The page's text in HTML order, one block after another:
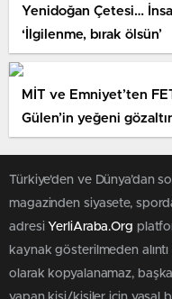
Yenidoğan Çetesi…
‘İlgilenme, bırak ölsün’
MİT ve Emniyet’ten
Gülen’in yeğeni
Türkiye'den ve Dünya’dan
magazinden siyasete,
adresi YerliAraba.Org
kaynak gösterilmeden alıntı
olarak kopyalanamaz,